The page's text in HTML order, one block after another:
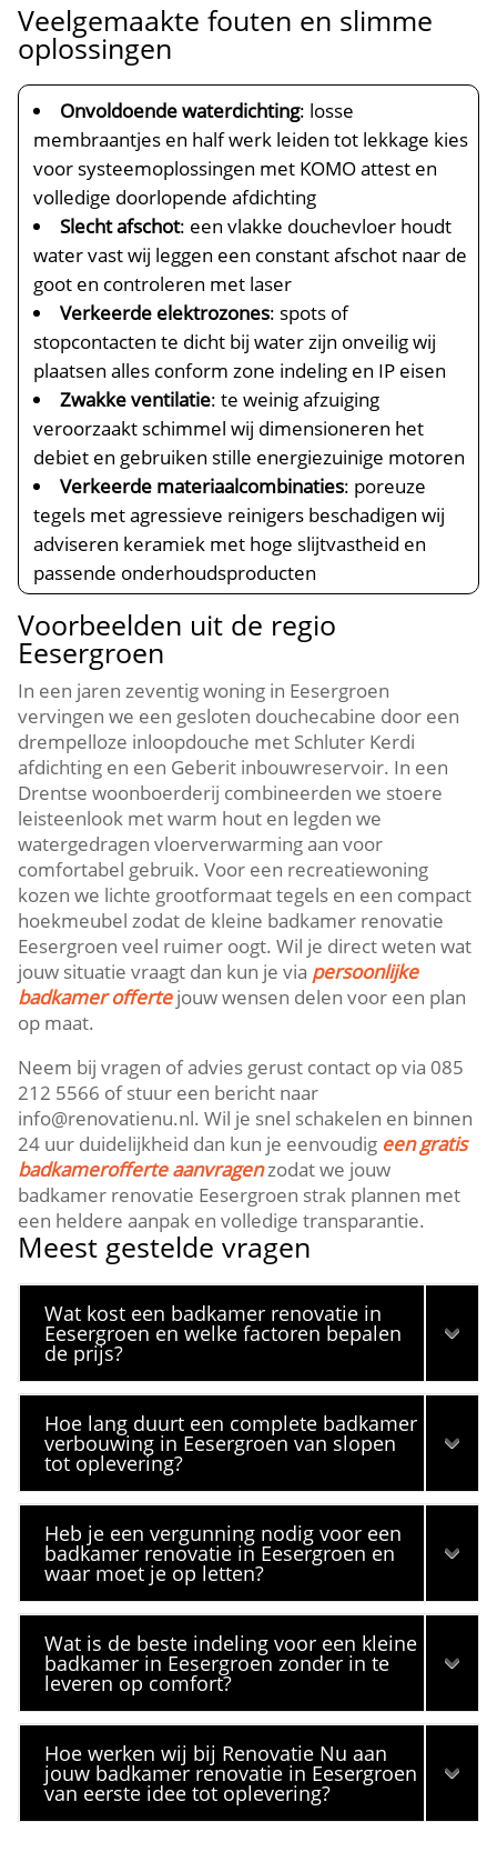
Veelgemaakte fouten en slimme
oplossingen
Onvoldoende waterdichting: losse
membraantjes en half werk leiden tot lekkage kies
voor systeemoplossingen met KOMO attest en
volledige doorlopende afdichting
Slecht afschot: een vlakke douchevloer houdt
water vast wij leggen een constant afschot naar de
goot en controleren met laser
Verkeerde elektrozones: spots of
stopcontacten te dicht bij water zijn onveilig wij
plaatsen alles conform zone indeling en IP eisen
Zwakke ventilatie: te weinig afzuiging
veroorzaakt schimmel wij dimensioneren het
debiet en gebruiken stille energiezuinige motoren
Verkeerde materiaalcombinaties: poreuze
tegels met agressieve reinigers beschadigen wij
adviseren keramiek met hoge slijtvastheid en
passende onderhoudsproducten
Voorbeelden uit de regio
Eesergroen
In een jaren zeventig woning in Eesergroen
vervingen we een gesloten douchecabine door een
drempelloze inloopdouche met Schluter Kerdi
afdichting en een Geberit inbouwreservoir. In een
Drentse woonboerderij combineerden we stoere
leisteenlook met warm hout en legden we
watergedragen vloerverwarming aan voor
comfortabel gebruik. Voor een recreatiewoning
kozen we lichte grootformaat tegels en een compact
hoekmeubel zodat de kleine badkamer renovatie
Eesergroen veel ruimer oogt. Wil je direct weten wat
jouw situatie vraagt dan kun je via persoonlijke
badkamer offertejouw wensen delen voor een plan
op maat.
Neem bij vragen of advies gerust contact op via 085
212 5566 of stuur een bericht naar
info@renovatienu.nl. Wil je snel schakelen en binnen
24 uur duidelijkheid dan kun je eenvoudig een gratis
badkamerofferte aanvragenzodat we jouw
badkamer renovatie Eesergroen strak plannen met
een heldere aanpak en volledige transparantie.
Meest gestelde vragen
Wat kost een badkamer renovatie in
Eesergroen en welke factoren bepalen
de prijs?
Hoe lang duurt een complete badkamer
verbouwing in Eesergroen van slopen
tot oplevering?
Heb je een vergunning nodig voor een
badkamer renovatie in Eesergroen en
waar moet je op letten?
Wat is de beste indeling voor een kleine
badkamer in Eesergroen zonder in te
leveren op comfort?
Hoe werken wij bij Renovatie Nu aan
jouw badkamer renovatie in Eesergroen
van eerste idee tot oplevering?